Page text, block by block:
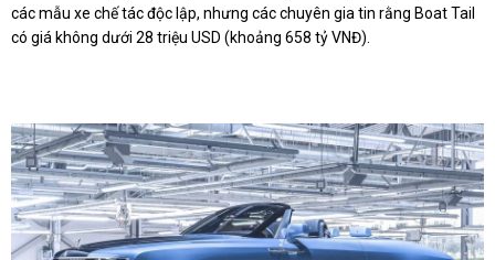
các mẫu xe chế tác độc lập, nhưng các chuyên gia tin rằng Boat Tail
có giá không dưới 28 triệu USD (khoảng 658 tỷ VNĐ).